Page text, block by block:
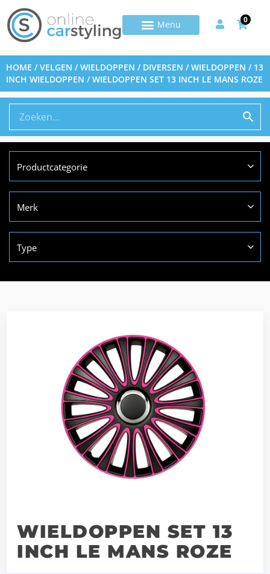
0
HOME /VELGEN / WIELDOPPEN / DIVERSEN /WIELDOPPEN / 13
INCH WIELDOPPEN / WIELDOPPEN SET 13 INCH LE MANS ROZE
Productcategorie
Merk
Type
WIELDOPPEN SET 13
INCH LE MANS ROZE